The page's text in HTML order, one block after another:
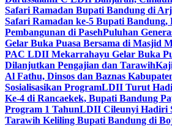
Safari Ramadan Bupati Bandung di
Safari Ramadan ke-5 Bupati Bandung,
Pembangunan di PasehPuluhan
Gelar Buka Puasa Bersama di Masjid
PAC LDII Mekarrahayu Gelar Buka
Dilanjutkan Pengajian dan Tarawih
Al Fathu, Dinsos dan Baznas
Sosialisasikan ProgramLDII Turut
Ke-4 di Rancaekek, Bupati Bandung
Program 1 TahunLDII Cileunyi Hadiri
Tarawih Keliling Bupati Bandung di